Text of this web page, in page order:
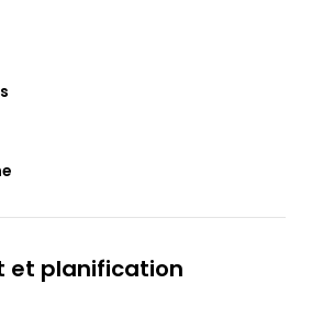
et planification